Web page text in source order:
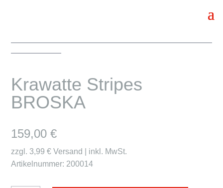
Krawatte Stripes
BROSKA
159,00€
zzgl. 3,99 € Versand | inkl. MwSt.
Artikelnummer: 200014